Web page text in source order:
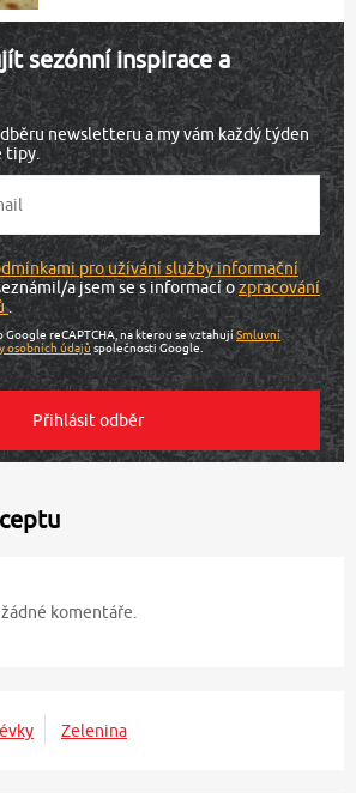
sezónní inspirace a
newsletteru a my vám každý týden
tipy.
pro užívání služby informační
a jsem se s informací ozpracování
.
Google reCAPTCHA, na kterou se vztahujíSmluvní
osobních údajů společnosti Google.
komentáře.
Zelenina